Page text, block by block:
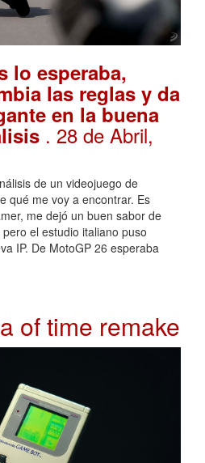
lo esperaba,
las reglas y da
en la buena
. 28 de Abril,
de un videojuego de
qué me voy a encontrar. Es
me dejó un buen sabor de
el estudio italiano puso
IP. De MotoGP 26 esperaba
of time remake